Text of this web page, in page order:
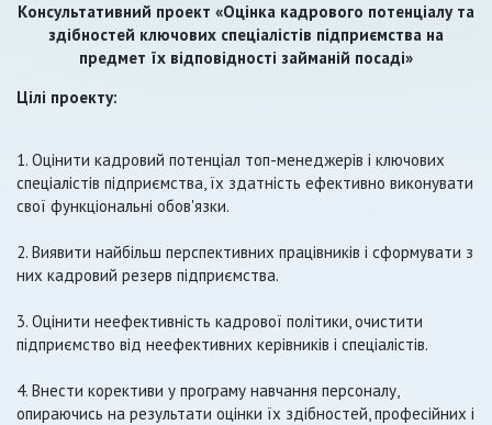
Консультативний проект «Оцінка кадрового потенціалу та
здібностей ключових спеціалістів підприємства на
предмет їх відповідності займаній посаді»
Цілі проекту:
1. Оцінити кадровий потенціал топ-менеджерів і ключових
спеціалістів підприємства, їх здатність ефективно виконувати
свої функціональні обов'язки.
2. Виявити найбільш перспективних працівників і сформувати з
них кадровий резерв підприємства.
3. Оцінити неефективність кадрової політики, очистити
підприємство від неефективних керівників і спеціалістів.
4. Внести корективи у програму навчання персоналу,
опираючись на результати оцінки їх здібностей, професійних і